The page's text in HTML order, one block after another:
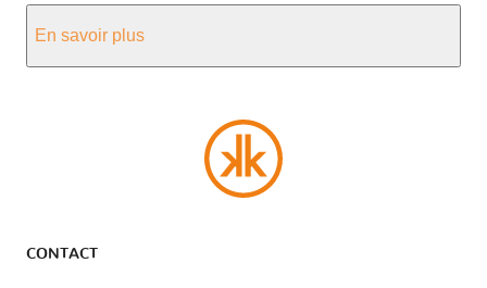
En savoir plus
CONTACT